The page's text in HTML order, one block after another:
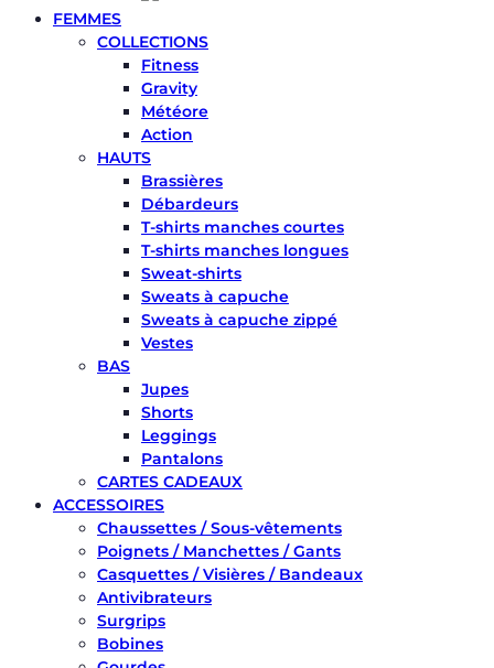
FEMMES
COLLECTIONS
Fitness
Gravity
Météore
Action
HAUTS
Brassières
Débardeurs
T-shirts manches courtes
T-shirts manches longues
Sweat-shirts
Sweats à capuche
Sweats à capuche zippé
Vestes
BAS
Jupes
Shorts
Leggings
Pantalons
CARTES CADEAUX
ACCESSOIRES
Chaussettes / Sous-vêtements
Poignets / Manchettes / Gants
Casquettes / Visières / Bandeaux
Antivibrateurs
Surgrips
Bobines